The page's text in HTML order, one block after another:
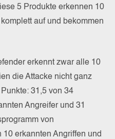
5 Produkte erkennen 10
auf und bekommen
erkennt zwar alle 10
die Attacke nicht ganz
31,5 von 34
Angreifer und 31
von
10 erkannten Angriffen und